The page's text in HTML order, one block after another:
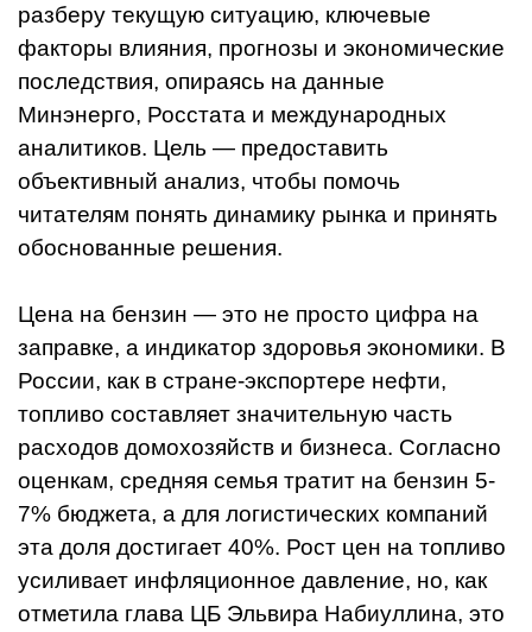
разберу текущую ситуацию, ключевые
факторы влияния, прогнозы и экономические
последствия, опираясь на данные
Минэнерго, Росстата и международных
аналитиков. Цель — предоставить
объективный анализ, чтобы помочь
читателям понять динамику рынка и принять
обоснованные решения.
Цена на бензин — это не просто цифра на
заправке, а индикатор здоровья экономики. В
России, как в стране-экспортере нефти,
топливо составляет значительную часть
расходов домохозяйств и бизнеса. Согласно
оценкам, средняя семья тратит на бензин 5-
7% бюджета, а для логистических компаний
эта доля достигает 40%. Рост цен на топливо
усиливает инфляционное давление, но, как
отметила глава ЦБ Эльвира Набиуллина, это